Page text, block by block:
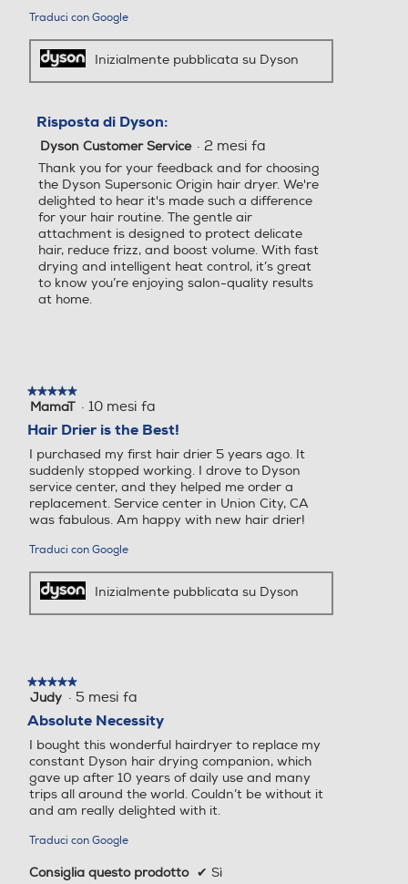
Traduci con Google
Inizialmente pubblicata su Dyson
Risposta di Dyson:
Dyson Customer Service · 2 mesi fa
Thank you for your feedback and for choosing
the Dyson Supersonic Origin hair dryer. We're
delighted to hear it's made such a difference
for your hair routine. The gentle air
attachment is designed to protect delicate
hair, reduce frizz, and boost volume. With fast
drying and intelligent heat control, it’s great
to know you’re enjoying salon-quality results
at home.
★★★★★
★★★★★
5
5
stelle.
MamaT · 10 mesi fa
Hair Drier is the Best!
I purchased my first hair drier 5 years ago. It
suddenly stopped working. I drove to Dyson
service center, and they helped me order a
replacement. Service center in Union City, CA
was fabulous. Am happy with new hair drier!
Traduci con Google
Inizialmente pubblicata su Dyson
★★★★★
★★★★★
5
5
stelle.
Judy · 5 mesi fa
Absolute Necessity
I bought this wonderful hairdryer to replace my
constant Dyson hair drying companion, which
gave up after 10 years of daily use and many
trips all around the world. Couldn’t be without it
and am really delighted with it.
Traduci con Google
Consiglia questo prodotto ✔ Sì